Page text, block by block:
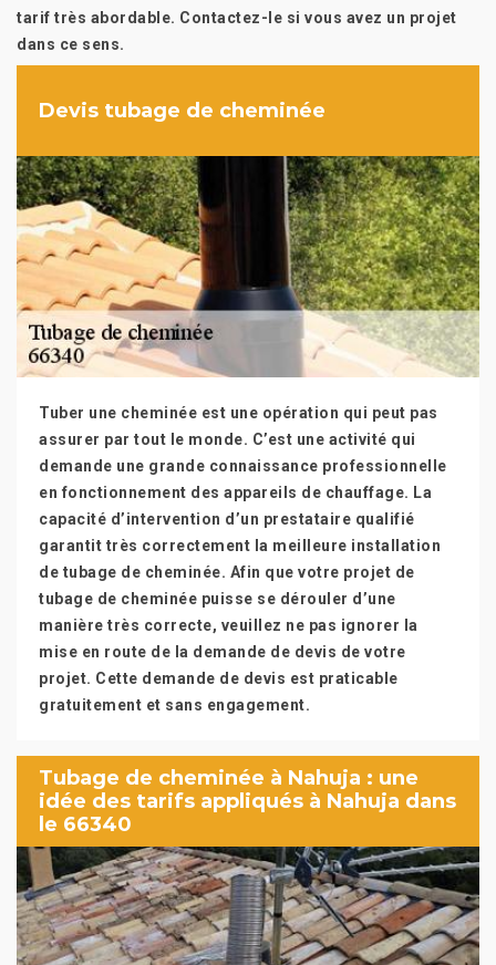
tarif très abordable. Contactez-le si vous avez un projet
dans ce sens.
Devis tubage de cheminée
Tuber une cheminée est une opération qui peut pas
assurer par tout le monde. C’est une activité qui
demande une grande connaissance professionnelle
en fonctionnement des appareils de chauffage. La
capacité d’intervention d’un prestataire qualifié
garantit très correctement la meilleure installation
de tubage de cheminée. Afin que votre projet de
tubage de cheminée puisse se dérouler d’une
manière très correcte, veuillez ne pas ignorer la
mise en route de la demande de devis de votre
projet. Cette demande de devis est praticable
gratuitement et sans engagement.
Tubage de cheminée à Nahuja : une
idée des tarifs appliqués à Nahuja dans
le 66340